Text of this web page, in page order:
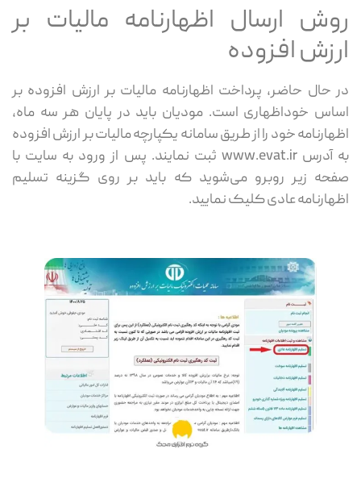
روش ارسال اظهارنامه مالیات بر
ارزش افزوده
در حال حاضر، پرداخت اظهارنامه مالیات بر ارزش افزوده بر
اساس خوداظهاری است. مودیان باید در پایان هر سه ماه،
اظهارنامه خود را از طریق سامانه یکپارچه مالیات بر ارزش افزوده
به آدرس www.evat.ir ثبت نمایند. پس از ورود به سایت با
صفحه زیر روبرو می‌شوید که باید بر روی گزینه تسلیم
اظهارنامه عادی کلیک نمایید.